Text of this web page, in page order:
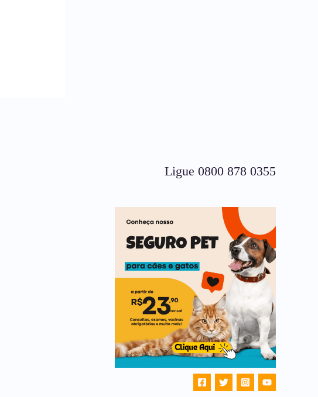
Ligue 0800 878 0355